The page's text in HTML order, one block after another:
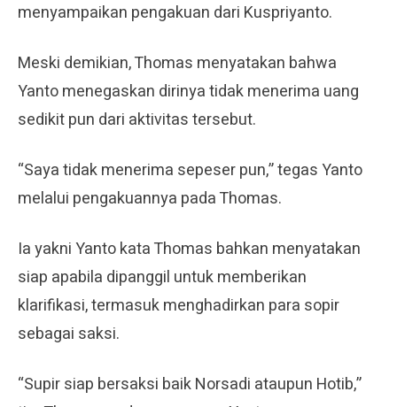
menyampaikan pengakuan dari Kuspriyanto.
Meski demikian, Thomas menyatakan bahwa
Yanto menegaskan dirinya tidak menerima uang
sedikit pun dari aktivitas tersebut.
“Saya tidak menerima sepeser pun,” tegas Yanto
melalui pengakuannya pada Thomas.
Ia yakni Yanto kata Thomas bahkan menyatakan
siap apabila dipanggil untuk memberikan
klarifikasi, termasuk menghadirkan para sopir
sebagai saksi.
“Supir siap bersaksi baik Norsadi ataupun Hotib,”